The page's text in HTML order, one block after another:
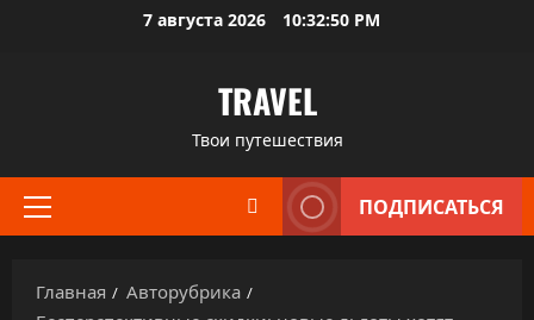
7 августа 2026 10:32:51 PM
TRAVEL
Твои путешествия
Основное
ПОДПИСАТЬСЯ
Главная
Авторубрика